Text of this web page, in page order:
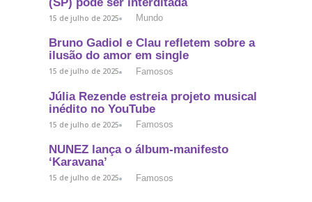
15 de julho de 2025 Mundo
Bruno Gadiol e Clau refletem sobre a
ilusão do amor em single
15 de julho de 2025 Famosos
Júlia Rezende estreia projeto musical
inédito no YouTube
15 de julho de 2025 Famosos
NUNEZ lança o álbum-manifesto
‘Karavana’
15 de julho de 2025 Famosos